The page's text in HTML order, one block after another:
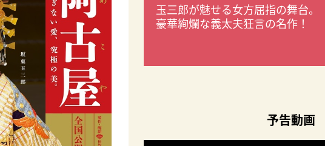
玉三郎が魅せる女方屈指の舞台。
豪華絢爛な義太夫狂言の名作！
予告動画